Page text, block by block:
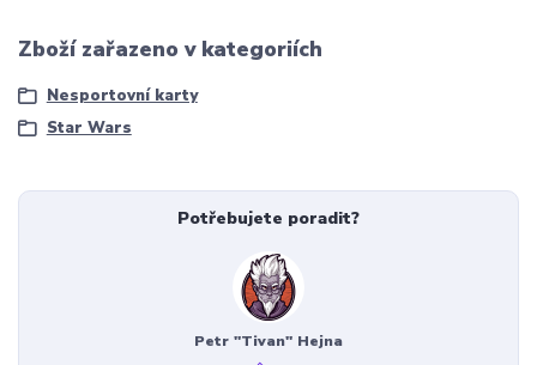
Zboží zařazeno v kategoriích
Nesportovní karty
Star Wars
Potřebujete poradit?
Petr "Tivan" Hejna